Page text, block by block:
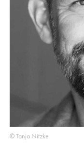
© Tanja Nitzke